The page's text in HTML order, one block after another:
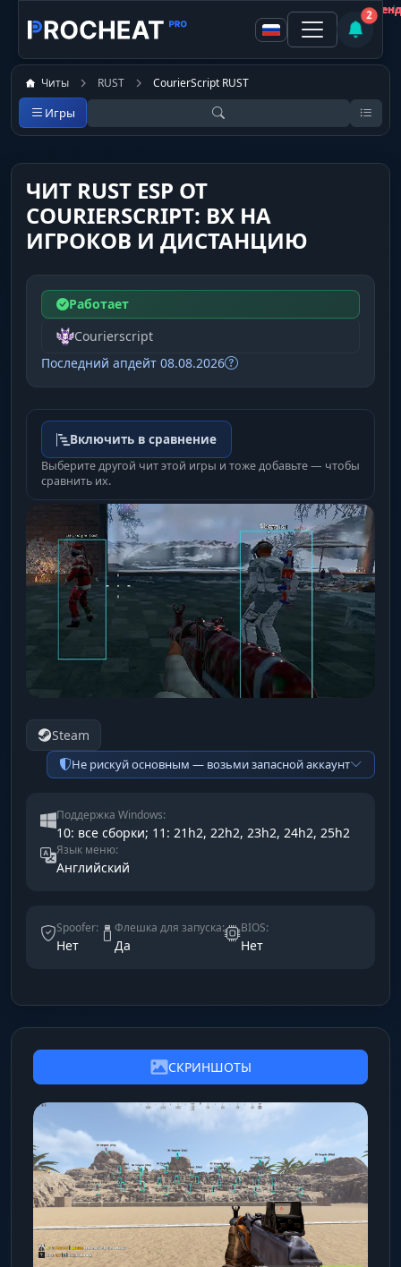
2
Читы RUST CourierScript RUST
Игры
ЧИТ RUST ESP ОТ
COURIERSCRIPT: ВХ НА
ИГРОКОВ И ДИСТАНЦИЮ
Работает
Courierscript
Последний апдейт 08.08.2026
Включить в сравнение
Выберите другой чит этой игры и тоже добавьте — чтобы
сравнить их.
Steam
Не рискуй основным — возьми запасной аккаунт
Поддержка Windows:
10: все сборки; 11: 21h2, 22h2, 23h2, 24h2, 25h2
Язык меню:
Английский
Spoofer:
Нет
Флешка для запуска:
Да
BIOS:
Нет
СКРИНШОТЫ
★ ★ ★ ★
Не
Не
Не
Не